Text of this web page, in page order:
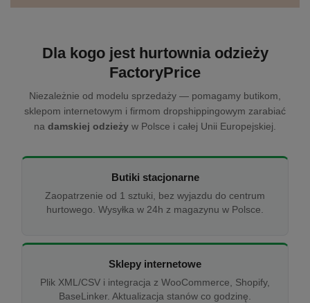
Dla kogo jest hurtownia odzieży
FactoryPrice
Niezależnie od modelu sprzedaży — pomagamy butikom,
sklepom internetowym i firmom dropshippingowym zarabiać
na damskiej odzieży w Polsce i całej Unii Europejskiej.
Butiki stacjonarne
Zaopatrzenie od 1 sztuki, bez wyjazdu do centrum
hurtowego. Wysyłka w 24h z magazynu w Polsce.
Sklepy internetowe
Plik XML/CSV i integracja z WooCommerce, Shopify,
BaseLinker. Aktualizacja stanów co godzinę.